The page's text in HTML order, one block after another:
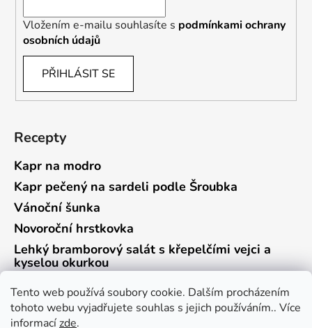
Tento web používá soubory cookie. Dalším procházením
tohoto webu vyjadřujete souhlas s jejich používáním.. Více
informacízde.
Vložením e-mailu souhlasíte s podmínkami ochrany
osobních údajů
PŘIHLÁSIT SE
Recepty
Kapr na modro
Kapr pečený na sardeli podle Šroubka
Vánoční šunka
Novoroční hrstkovka
Lehký bramborový salát s křepelčími vejci a
kyselou okurkou